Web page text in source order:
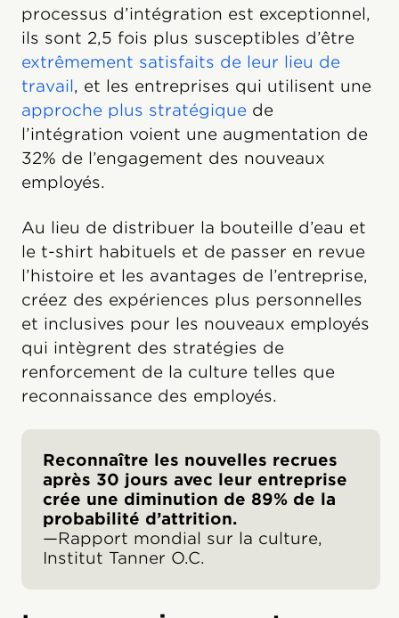
processus d’intégration est exceptionnel,
ils sont 2,5 fois plus susceptibles d’être
extrêmement satisfaits de leur lieu de
travail, et les entreprises qui utilisent une
approche plus stratégique de
l’intégration voient une augmentation de
32% de l’engagement des nouveaux
employés.
Au lieu de distribuer la bouteille d’eau et
le t-shirt habituels et de passer en revue
l’histoire et les avantages de l’entreprise,
créez des expériences plus personnelles
et inclusives pour les nouveaux employés
qui intègrent des stratégies de
renforcement de la culture telles que
reconnaissance des employés.
Reconnaître les nouvelles recrues
après 30 jours avec leur entreprise
crée une diminution de 89% de la
probabilité d’attrition.
—Rapport mondial sur la culture,
Institut Tanner O.C.